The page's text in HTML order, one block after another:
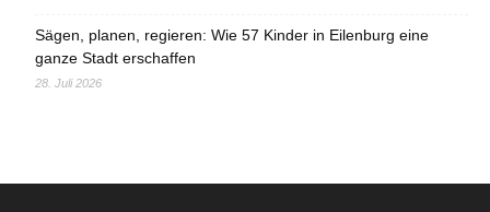
Sägen, planen, regieren: Wie 57 Kinder in Eilenburg eine
ganze Stadt erschaffen
28. Juli 2026